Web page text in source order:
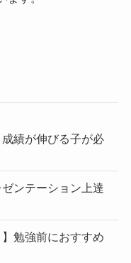
成績が伸びる子が必
ンテーション上達
勉強前におすすめ